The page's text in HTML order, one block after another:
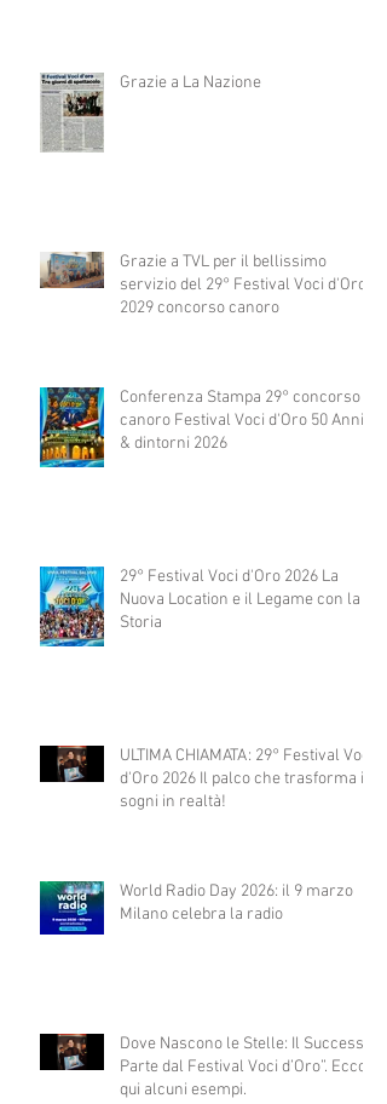
Grazie a La Nazione
Grazie a TVL per il bellissimo
servizio del 29° Festival Voci d'Oro
2029 concorso canoro
Conferenza Stampa 29° concorso
canoro Festival Voci d'Oro 50 Anni
& dintorni 2026
29° Festival Voci d'Oro 2026 La
Nuova Location e il Legame con la
Storia
ULTIMA CHIAMATA: 29° Festival Voci
d'Oro 2026 Il palco che trasforma i
sogni in realtà!
World Radio Day 2026: il 9 marzo
Milano celebra la radio
Dove Nascono le Stelle: Il Successo
Parte dal Festival Voci d’Oro”. Ecco
qui alcuni esempi.